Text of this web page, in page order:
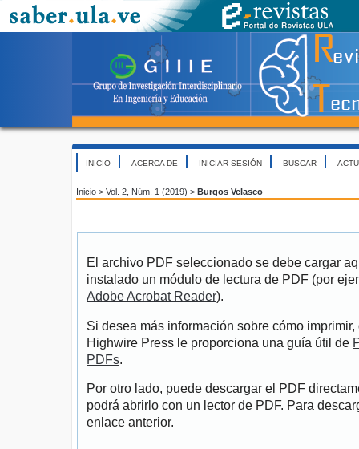
INICIO ACERCA DE INICIAR SESIÓN BUSCAR
Inicio > Vol. 2, Núm. 1 (2019) > Burgos Velasco
El archivo PDF seleccionado se debe cargar
instalado un módulo de lectura de PDF (por
Adobe Acrobat Reader).
Si desea más información sobre cómo
Highwire Press le proporciona una guía útil de
PDFs.
Por otro lado, puede descargar el PDF
podrá abrirlo con un lector de PDF. Para
enlace anterior.